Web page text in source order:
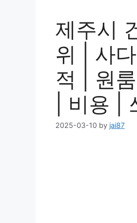
제주시
위 | 사
적 | 원
| 비용 |
2025-03-10 by jai87